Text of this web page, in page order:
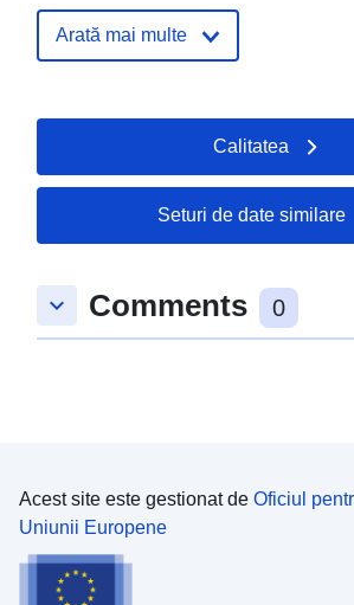
50.8851 ], [ 9.98455,
50.8851 ], [ 9.98455,
50.8777 ], [ 9.973, 50.8777 ],
Tip: Polygon
Resursă spațială:
Arată mai multe
Calitatea
Seturi de date similare
keyboard_arrow_down Comments 0
Acest site este gestionat de Oficiul
Uniunii Europene